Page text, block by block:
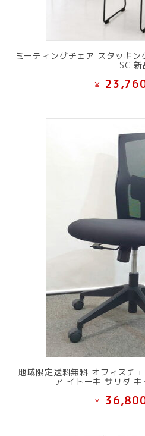
ミーティングチェア スタッキ
SC 新
¥
地域限定送料無料 オフィスチ
ア イトーキ サリダ
¥